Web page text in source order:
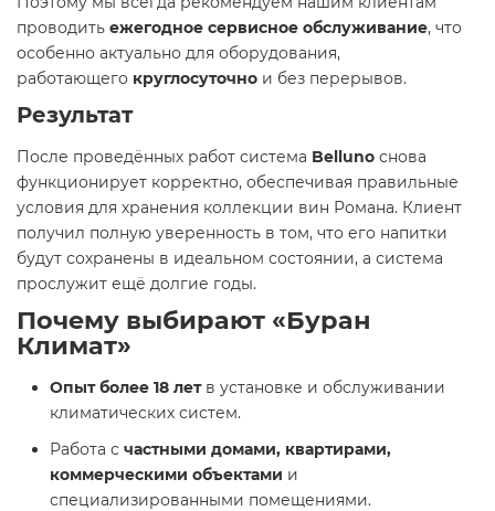
проводить ежегодное сервисное обслуживание, что
особенно актуально для оборудования,
работающего круглосуточно и без перерывов.
Результат
После проведённых работ система Belluno снова
функционирует корректно, обеспечивая правильные
условия для хранения коллекции вин Романа. Клиент
получил полную уверенность в том, что его напитки
будут сохранены в идеальном состоянии, а система
прослужит ещё долгие годы.
Почему выбирают «Буран
Климат»
Опыт более 18 летв установке и обслуживании
климатических систем.
Работа с частными домами, квартирами,
коммерческими объектами и
специализированными помещениями.